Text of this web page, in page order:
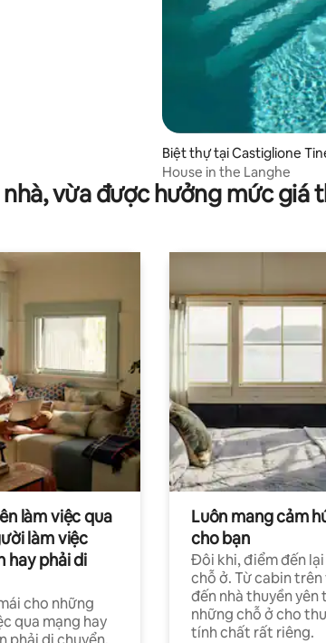
giá
Biệt thự tại Castiglione
House in the Langhe
vừa được hưởng mức giá
làm việc qua
làm việc
hay phải di
cho những
qua mạng hay
Luôn mang cảm
cho bạn
Đôi khi, điểm đến lại
chỗ ở. Từ cabin trên
đến nhà thuyền yên
những chỗ ở cho
tính chất rất riêng.